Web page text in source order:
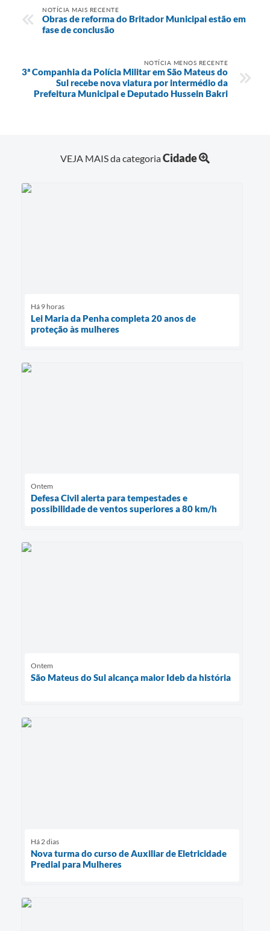
NOTÍCIA MAIS RECENTE
Obras de reforma do Britador Municipal estão em
fase de conclusão
NOTÍCIA MENOS RECENTE
3ª Companhia da Polícia Militar em São Mateus do
Sul recebe nova viatura por intermédio da
Prefeitura Municipal e Deputado Hussein Bakri
VEJA MAIS da categoriaCidade
Há 9 horas
Lei Maria da Penha completa 20 anos de
proteção às mulheres
Ontem
Defesa Civil alerta para tempestades e
possibilidade de ventos superiores a 80 km/h
Ontem
São Mateus do Sul alcança maior Ideb da história
Há 2 dias
Nova turma do curso de Auxiliar de Eletricidade
Predial para Mulheres